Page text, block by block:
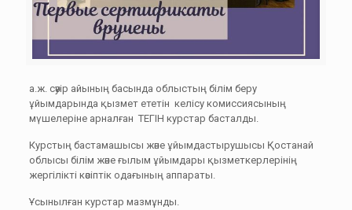
а.ж. сәуір айының басында облыстың білім беру
ұйымдарында қызмет ететін келісу комиссиясының
мүшелеріне арналған ТЕГІН курстар басталды.
Курстың бастамашысы және ұйымдастырушысы Қостанай
облысы білім және ғылым ұйымдары қызметкерлерінің
жергілікті кәсіптік одағының аппараты.
Ұсынылған курстар мазмұнды.